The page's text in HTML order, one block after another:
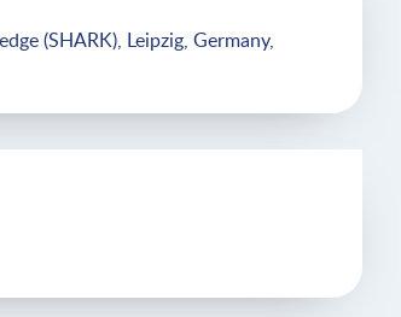
(SHARK), Leipzig, Germany,